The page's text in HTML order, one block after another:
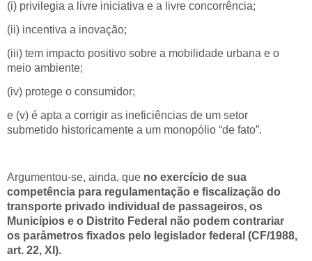
(i) privilegia a livre iniciativa e a livre concorrência;
(ii) incentiva a inovação;
(iii) tem impacto positivo sobre a mobilidade urbana e o
meio ambiente;
(iv) protege o consumidor;
e (v) é apta a corrigir as ineficiências de um setor
submetido historicamente a um monopólio “de fato”.
Argumentou-se, ainda, que no exercício de sua
competência para regulamentação e fiscalização do
transporte privado individual de passageiros, os
Municípios e o Distrito Federal não podem contrariar
os parâmetros fixados pelo legislador federal (CF/1988,
art. 22, XI).